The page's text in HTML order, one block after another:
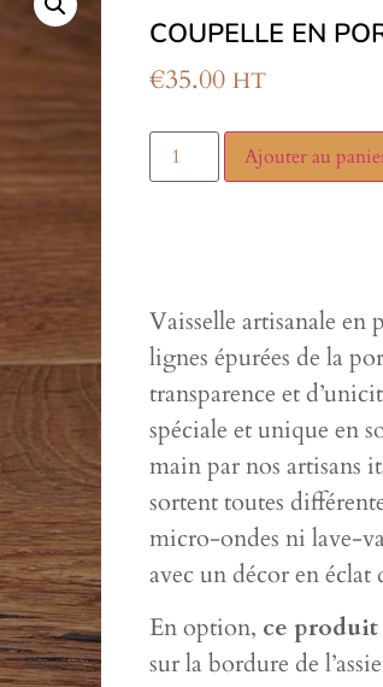
COUPELLE EN
€35.00 HT
Ajouter au
Vaisselle artisanale en
lignes épurées de la
transparence et
spéciale et unique en
main par nos artisans
sortent toutes
micro-ondes ni lave-
avec un décor en éclat
En option, ce produit
sur la bordure de